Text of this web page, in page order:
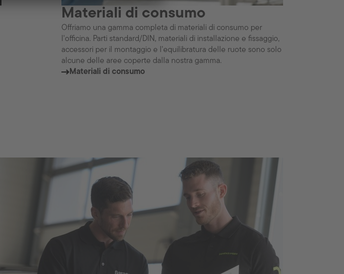
Materiali di consumo
Offriamo una gamma completa di materiali di consumo per
l'officina. Parti standard/DIN, materiali di installazione e fissaggio,
accessori per il montaggio e l'equilibratura delle ruote sono solo
alcune delle aree coperte dalla nostra gamma.
Materiali di consumo